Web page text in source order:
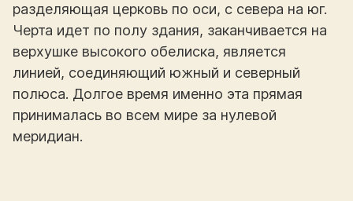
разделяющая церковь по оси, с севера на юг.
Черта идет по полу здания, заканчивается на
верхушке высокого обелиска, является
линией, соединяющий южный и северный
полюса. Долгое время именно эта прямая
принималась во всем мире за нулевой
меридиан.